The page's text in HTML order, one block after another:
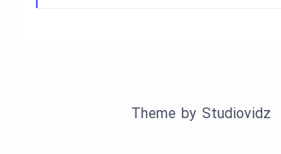
Theme by Studiovidz